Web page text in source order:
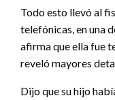
Todo esto llevó al
telefónicas, en una
afirma que ella fue
reveló mayores
Dijo que su hijo